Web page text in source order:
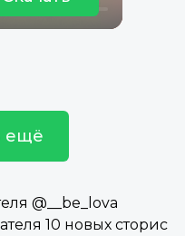
ещё
@__be_lova
10 новых сторис